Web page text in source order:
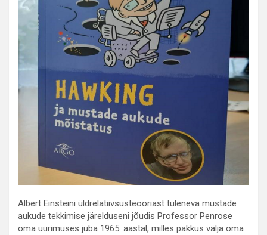
Albert Einsteini üldrelatiivsusteooriast tuleneva mustade
aukude tekkimise järelduseni jõudis Professor Penrose
oma uurimuses juba 1965. aastal, milles pakkus välja oma